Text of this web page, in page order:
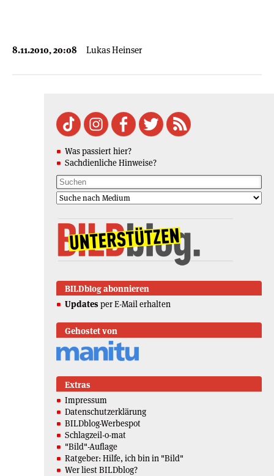
8.11.2010, 20:08 Lukas Heinser
Was passiert hier?
Sachdienliche Hinweise?
BILDblog abonnieren
Updates per E-Mail erhalten
Gehostet von
Extras
Impressum
Datenschutzerklärung
BILDblog-Werbespot
Schlagzeil-o-mat
"Bild"-Auflage
Ratgeber: Hilfe, ich bin in "Bild"
Wer liest BILDblog?